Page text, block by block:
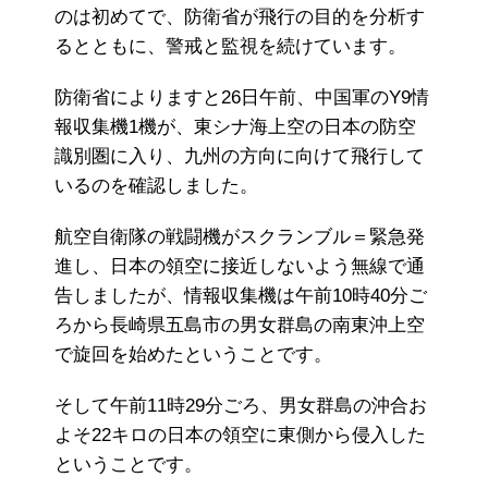
のは初めてで、防衛省が飛行の目的を分析す
るとともに、警戒と監視を続けています。
防衛省によりますと26日午前、中国軍のY9情
報収集機1機が、東シナ海上空の日本の防空
識別圏に入り、九州の方向に向けて飛行して
いるのを確認しました。
航空自衛隊の戦闘機がスクランブル＝緊急発
進し、日本の領空に接近しないよう無線で通
告しましたが、情報収集機は午前10時40分ご
ろから長崎県五島市の男女群島の南東沖上空
で旋回を始めたということです。
そして午前11時29分ごろ、男女群島の沖合お
よそ22キロの日本の領空に東側から侵入した
ということです。